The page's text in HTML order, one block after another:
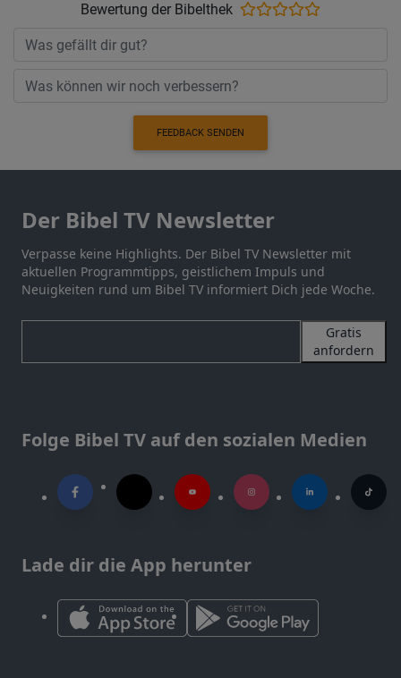
Bewertung der Bibelthek
FEEDBACK SENDEN
Der Bibel TV Newsletter
Verpasse keine Highlights. Der Bibel TV Newsletter mit
aktuellen Programmtipps, geistlichem Impuls und
Neuigkeiten rund um Bibel TV informiert Dich jede Woche.
Gratis
anfordern
Folge Bibel TV auf den sozialen Medien
Lade dir die App herunter